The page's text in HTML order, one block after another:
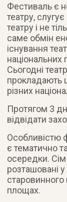
Фестиваль є
театру,
театру і не
саме обмін
існування
національних
Сьогодні
прокладають
різних
Протягом 3
відвідати
Особливістю
є тематично
осередки.
розташовані
старовинного
площах.